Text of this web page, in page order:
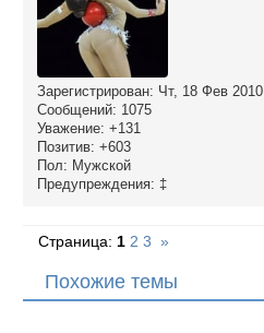
Зарегистрирован: Чт, 18 Фев 2010
Сообщений: 1075
Уважение: +131
Позитив: +603
Пол: Мужской
Предупреждения: ‡
Страница: 1 2 3 »
Похожие темы